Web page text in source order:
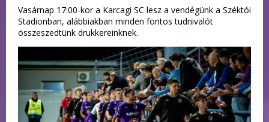
Vasárnap 17:00-kor a Karcagi SC lesz a vendégünk a Széktói
Stadionban, alábbiakban minden fontos tudnivalót
összeszedtünk drukkereinknek.